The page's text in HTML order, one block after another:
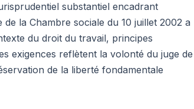
substantiel encadrant
la Chambre sociale du 10 juillet 2002 a
du droit du travail, principes
exigences reflètent la volonté du juge de
de la liberté fondamentale